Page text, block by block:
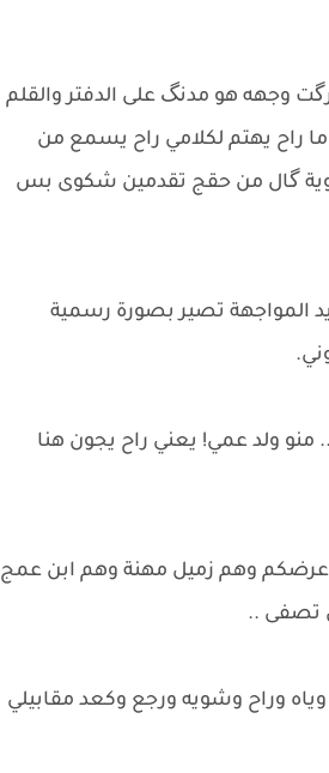
وجهه هو مدنگ على الدفتر والقلم
راح يهتم لكلامي راح يسمع من
گال من حقج تقدمين شكوى بس
المواجهة تصير بصورة رسمية
منو ولد عمي! يعني راح يجون هنا
عرضكم وهم زميل مهنة وهم ابن عمج
تصفى ..
وراح وشويه ورجع وكعد مقابيلي